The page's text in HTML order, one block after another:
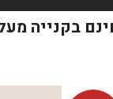
בקנייה מעל